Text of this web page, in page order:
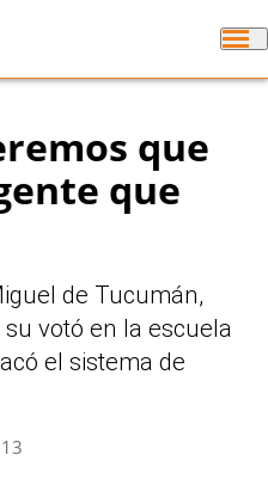
que
que
de Tucumán,
votó en la escuela
el sistema de